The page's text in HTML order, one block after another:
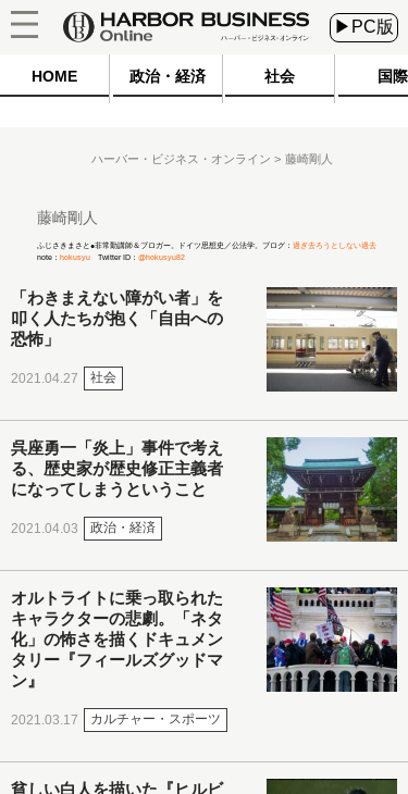
▶PC版
HOME 政治・経済 社会 国際
ハーバー・ビジネス・オンライン 藤崎剛人
藤崎剛人
ふじさきまさと●非常勤講師＆ブロガー。ドイツ思想史／公法学。ブログ： 過ぎ去ろうとしない過去
note： hokusyu Twitter ID： @hokusyu82
「わきまえない障がい者」を
叩く人たちが抱く「自由への
恐怖」
2021.04.27 社会
呉座勇一「炎上」事件で考え
る、歴史家が歴史修正主義者
になってしまうということ
2021.04.03 政治・経済
オルトライトに乗っ取られた
キャラクターの悲劇。「ネタ
化」の怖さを描くドキュメン
タリー『フィールズグッドマ
ン』
2021.03.17 カルチャー・スポーツ
貧しい白人を描いた『ヒルビ